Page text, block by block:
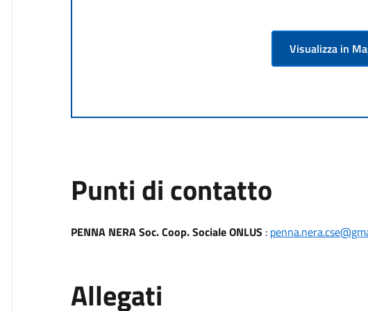
Visualizza in
Punti di contatto
PENNA NERA Soc. Coop. Sociale ONLUS :
Allegati